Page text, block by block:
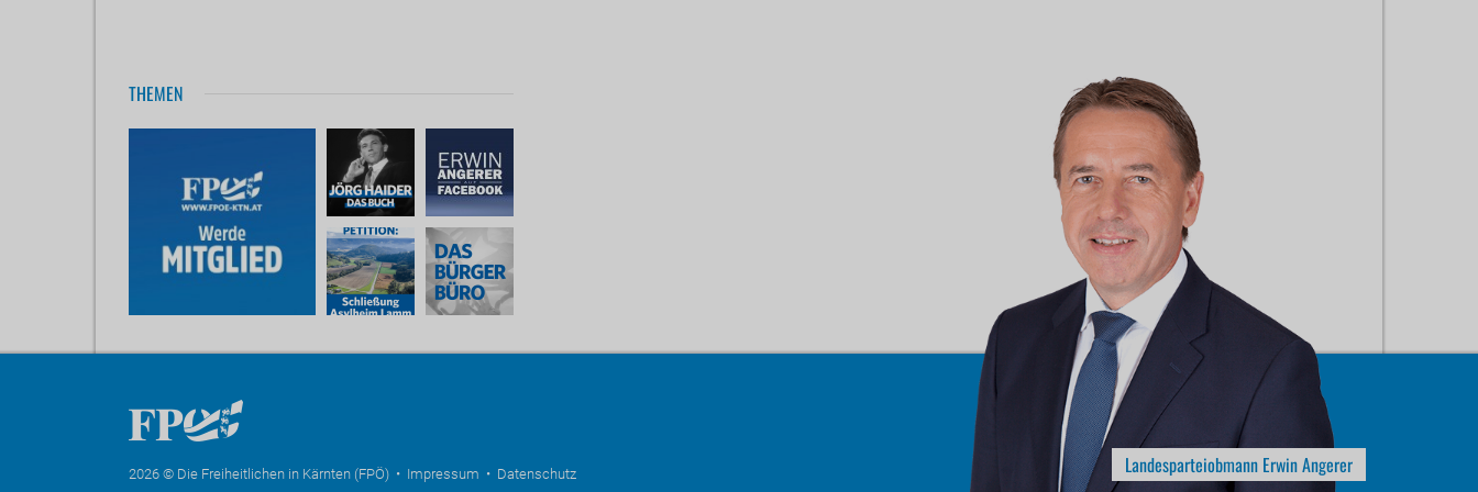
THEMEN
2026 © Die Freiheitlichen in Kärnten (FPÖ) • Impressum • Datenschutz Landesparteiobmann Erwin Angerer